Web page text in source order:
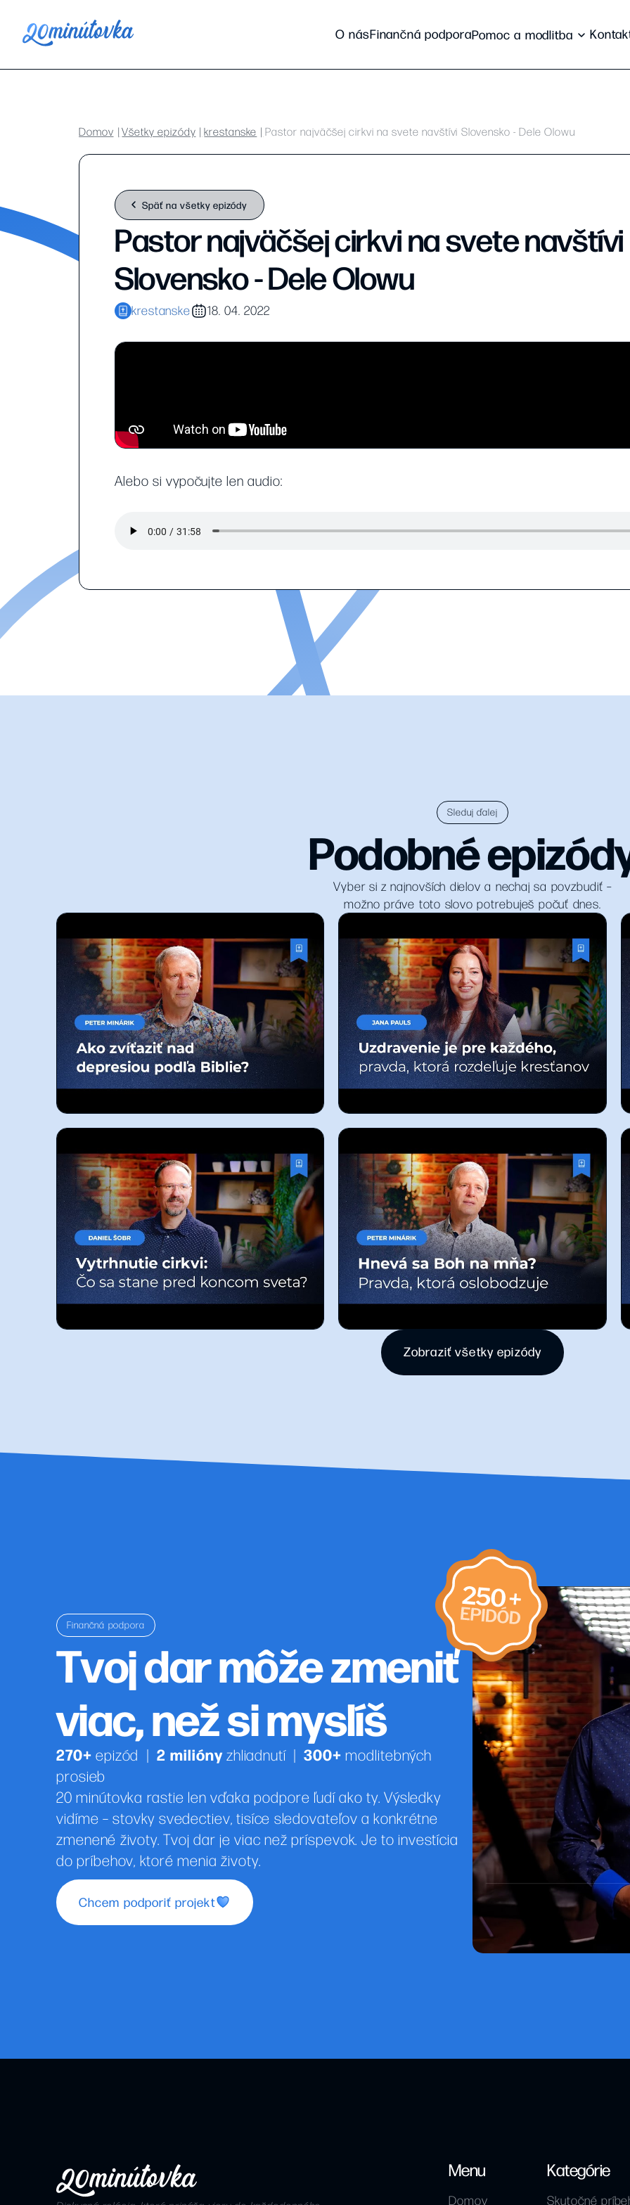
O násFinančná podporaPomoc a modlitba
Domov Všetky epizódy krestanske Pastor najväčšej cirkvi na svete navštívi Slovensko - Dele Olowu
Späť na všetky epizódy
Pastor najväčšej cirkvi na svete navštívi
Slovensko - Dele Olowu
krestanske 18. 04. 2022
Alebo si vypočujte len audio:
Sleduj ďalej
Podobné
Vyber si z najnovších dielov a nechaj sa povzbudiť –
možno práve toto slovo potrebuješ počuť dnes.
Zobraziť všetky epizódy
Finančná podpora
Tvoj dar môže zmeniť
viac, než si myslíš
270+ epizód | 2 miliónyzhliadnutí | 300+ modlitebných
prosieb
20 minútovka rastie len vďaka podpore ľudí ako ty. Výsledky
vidíme – stovky svedectiev, tisíce sledovateľov a konkrétne
zmenené životy. Tvoj dar je viac než príspevok. Je to investícia
do príbehov, ktoré menia životy.
Chcem podporiť projekt
Menu
Domov
Kategórie
Skutočné